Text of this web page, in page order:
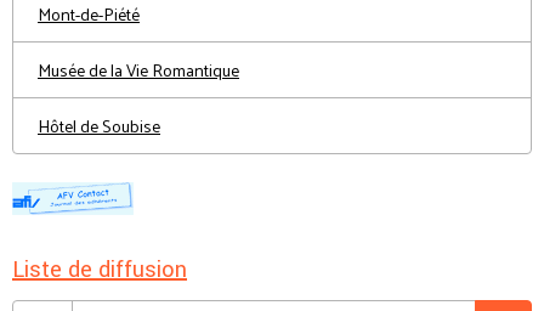
Mont-de-Piété
Musée de la Vie Romantique
Hôtel de Soubise
Liste de diffusion